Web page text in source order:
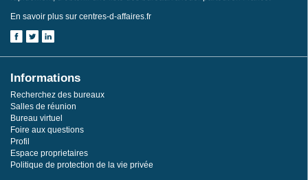
En savoir plus sur centres-d-affaires.fr
Informations
Recherchez des bureaux
Salles de réunion
Bureau virtuel
Foire aux questions
Profil
Espace proprietaires
Politique de protection de la vie privée